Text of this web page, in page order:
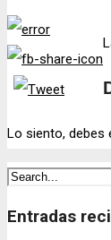
Lo siento, debes
Entradas